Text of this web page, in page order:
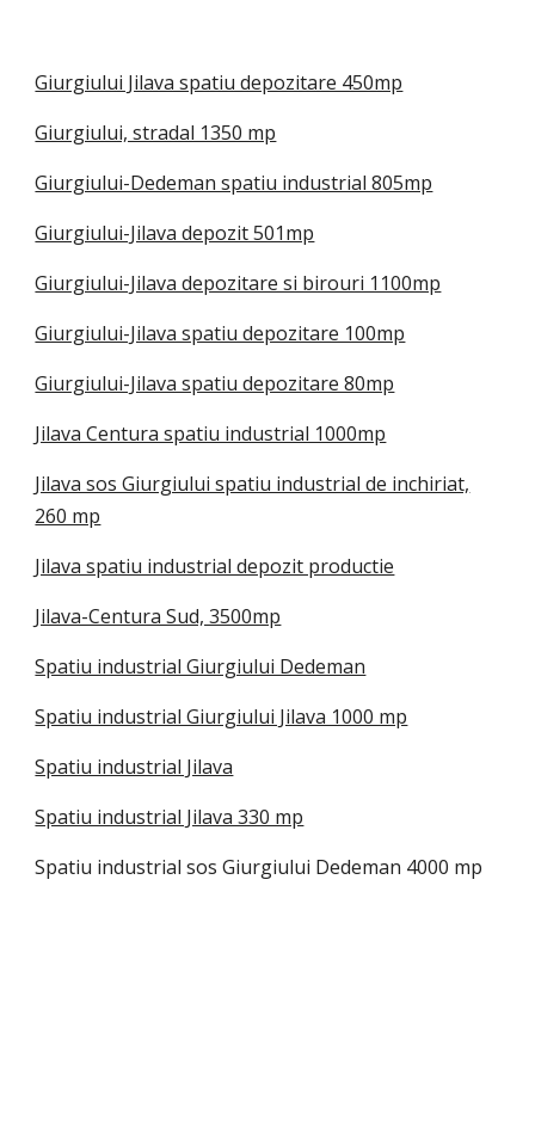
Giurgiului Jilava spatiu depozitare 450mp
Giurgiului, stradal 1350 mp
Giurgiului-Dedeman spatiu industrial 805mp
Giurgiului-Jilava depozit 501mp
Giurgiului-Jilava depozitare si birouri 1100mp
Giurgiului-Jilava spatiu depozitare 100mp
Giurgiului-Jilava spatiu depozitare 80mp
Jilava Centura spatiu industrial 1000mp
Jilava sos Giurgiului spatiu industrial de inchiriat,
260 mp
Jilava spatiu industrial depozit productie
Jilava-Centura Sud, 3500mp
Spatiu industrial Giurgiului Dedeman
Spatiu industrial Giurgiului Jilava 1000 mp
Spatiu industrial Jilava
Spatiu industrial Jilava 330 mp
Spatiu industrial sos Giurgiului Dedeman 4000 mp